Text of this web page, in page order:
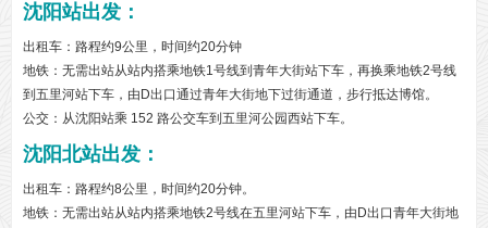
沈阳站出发 ：
出租车：路程约9公里，时间约20分钟
地铁：无需出站从站内搭乘地铁1号线到青年大街站下车，再换乘地铁2号线
到五里河站下车，由D出口通过青年大街地下过街通道，步行抵达博馆。
公交：从沈阳站乘 152 路公交车到五里河公园西站下车。
沈阳北站出发：
出租车：路程约8公里，时间约20分钟。
地铁：无需出站从站内搭乘地铁2号线在五里河站下车，由D出口青年大街地